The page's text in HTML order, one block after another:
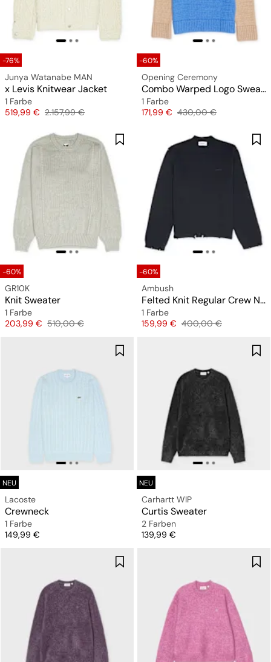
-76%
Junya Watanabe MAN
x Levis Knitwear Jacket
1 Farbe
Preis
519,99 € Originalpreis
2.157,99 €
-60%
Opening Ceremony
Combo Warped Logo Sweater
1 Farbe
Preis
171,99 € Originalpreis
430,00 €
-60%
GR10K
Knit Sweater
1 Farbe
Preis
203,99 € Originalpreis
510,00 €
-60%
Ambush
Felted Knit Regular Crew Neck
1 Farbe
Preis
159,99 € Originalpreis
400,00 €
NEU
Lacoste
Crewneck
1 Farbe
Preis
149,99 €
NEU
Carhartt WIP
Curtis Sweater
2 Farben
Preis
139,99 €